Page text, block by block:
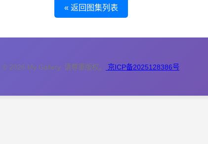
« 返回图集列表
© 2026 My Gallery. 请尊重版权。 京ICP备2025128386号